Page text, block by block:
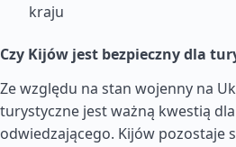
kraju
Czy Kijów jest bezpieczny dla
Ze względu na stan wojenny na
turystyczne jest ważną kwestią
odwiedzającego. Kijów pozostaje